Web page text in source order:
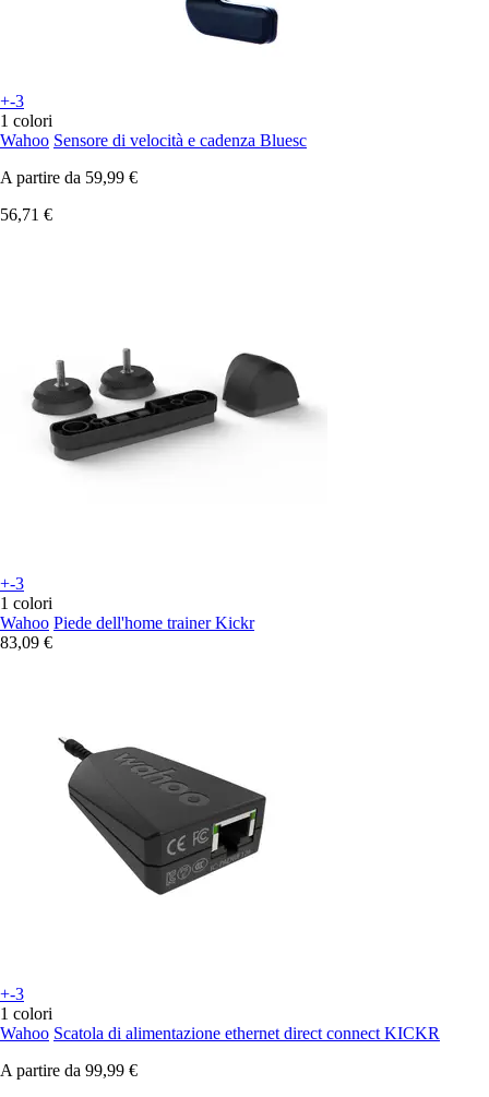
+-3
1 colori
Wahoo Sensore di velocità e cadenza Bluesc
A partire da 59,99 €
56,71 €
+-3
1 colori
Wahoo Piede dell'home trainer Kickr
83,09 €
+-3
1 colori
Wahoo Scatola di alimentazione ethernet direct connect KICKR
A partire da 99,99 €